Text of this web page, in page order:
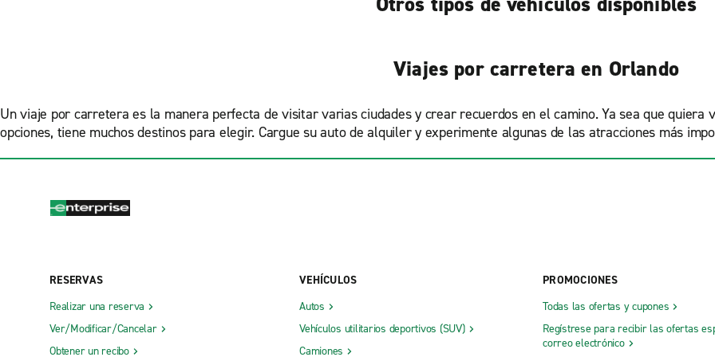
Viajes por carretera en Orlando
Un viaje por carretera es la manera perfecta de visitar varias ciudades y crear recuerdos en el camino. Ya sea que quiera
opciones, tiene muchos destinos para elegir. Cargue su auto de alquiler y experimente algunas de las atracciones más
RESERVAS
Realizar una reserva
Ver/Modificar/Cancelar
Obtener un recibo
VEHÍCULOS
Autos
Vehículos utilitarios deportivos (SUV)
Camiones
PROMOCIONES
Todas las ofertas y cupones
Regístrese para recibir las ofertas
correo electrónico